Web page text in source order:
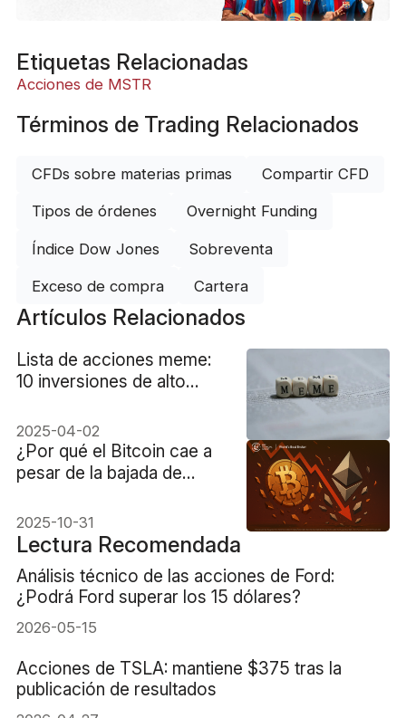
Etiquetas Relacionadas
Acciones de MSTR
Términos de Trading Relacionados
CFDs sobre materias primas Compartir CFD
Tipos de órdenes Overnight Funding
Índice Dow Jones Sobreventa
Exceso de compra Cartera
Artículos Relacionados
Lista de acciones meme:
10 inversiones de alto
2025-04-02
¿Por qué el Bitcoin cae a
pesar de la bajada de
2025-10-31
Lectura Recomendada
Análisis técnico de las acciones de Ford:
¿Podrá Ford superar los 15 dólares?
2026-05-15
Acciones de TSLA: mantiene $375 tras la
publicación de resultados